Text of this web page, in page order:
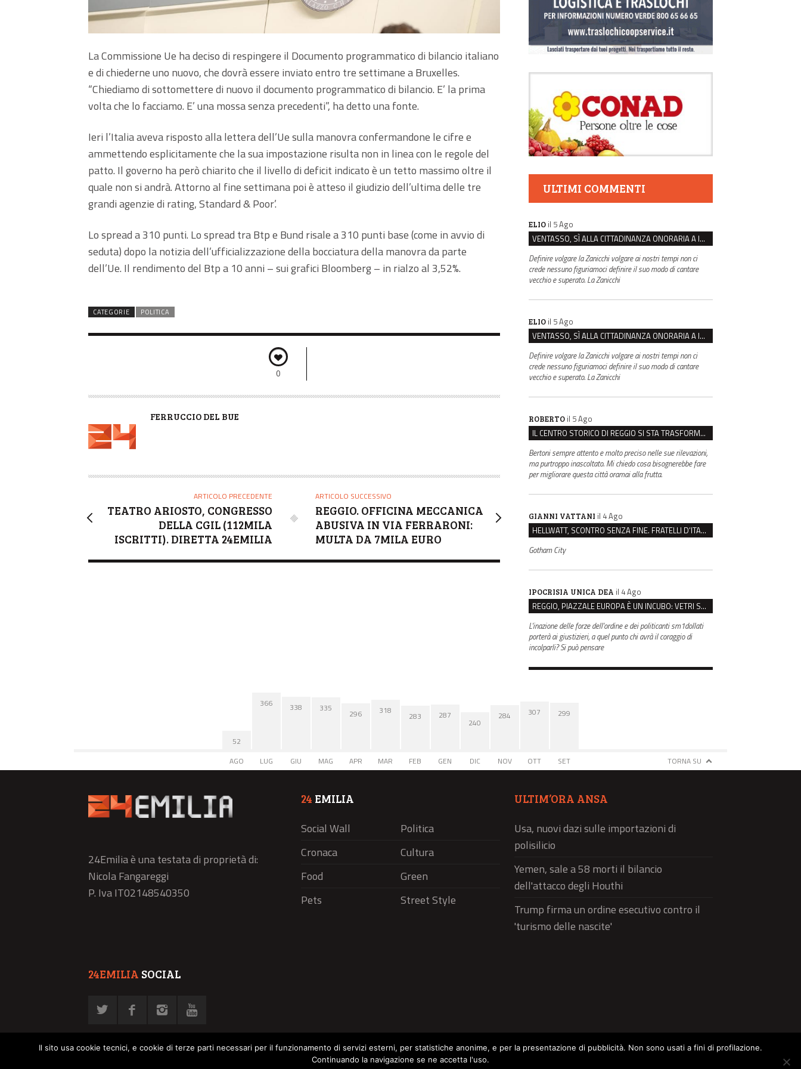
La Commissione Ue ha deciso di respingere il Documento programmatico di bilancio italiano
e di chiederne uno nuovo, che dovrà essere inviato entro tre settimane a Bruxelles.
“Chiediamo di sottomettere di nuovo il documento programmatico di bilancio. E’ la prima
volta che lo facciamo. E’ una mossa senza precedenti”, ha detto una fonte.
Ieri l’Italia aveva risposto alla lettera dell’Ue sulla manovra confermandone le cifre e
ammettendo esplicitamente che la sua impostazione risulta non in linea con le regole del
patto. Il governo ha però chiarito che il livello di deficit indicato è un tetto massimo oltre il
quale non si andrà. Attorno al fine settimana poi è atteso il giudizio dell’ultima delle tre
grandi agenzie di rating, Standard & Poor’.
Lo spread a 310 punti. Lo spread tra Btp e Bund risale a 310 punti base (come in avvio di
seduta) dopo la notizia dell’ufficializzazione della bocciatura della manovra da parte
dell’Ue. Il rendimento del Btp a 10 anni – sui grafici Bloomberg – in rialzo al 3,52%.
CATEGORIE POLITICA
0
A
R
FERRUCCIO DEL BUE
ARTICOLO PRECEDENTE
TEATRO ARIOSTO, CONGRESSO
DELLA CGIL (112MILA
ISCRITTI). DIRETTA 24EMILIA
ARTICOLO SUCCESSIVO
REGGIO. OFFICINA MECCANICA
ABUSIVA IN VIA FERRARONI:
MULTA DA 7MILA EURO
ULTIMI COMMENTI
ELIO il 5 Ago
VENTASSO, SÌ ALLA CITTADINANZA ONORARIA A IVA ZANICCHI. MA BARGIACCHI: “È DI PESSIMO GUSTO”
Definire volgare la Zanicchi volgare ai nostri tempi non ci
crede nessuno figuriamoci definire il suo modo di cantare
vecchio e superato. La Zanicchi
ELIO il 5 Ago
VENTASSO, SÌ ALLA CITTADINANZA ONORARIA A IVA ZANICCHI. MA BARGIACCHI: “È DI PESSIMO GUSTO”
Definire volgare la Zanicchi volgare ai nostri tempi non ci
crede nessuno figuriamoci definire il suo modo di cantare
vecchio e superato. La Zanicchi
ROBERTO il 5 Ago
IL CENTRO STORICO DI REGGIO SI STA TRASFORMANDO, E NON IN MEGLIO
Bertoni sempre attento e molto preciso nelle sue rilevazioni,
ma purtroppo inascoltato. Mi chiedo cosa bisognerebbe fare
per migliorare questa città oramai alla frutta.
GIANNI VATTANI il 4 Ago
HELLWATT, SCONTRO SENZA FINE. FRATELLI D’ITALIA: “MILANI PORTA DOCUMENTI, DE FRANCO INSULTI”
Gotham City
IPOCRISIA UNICA DEA il 4 Ago
REGGIO, PIAZZALE EUROPA È UN INCUBO: VETRI SPACCATI E FURTI SULLE AUTO IN SOSTA
L'inazione delle forze dell'ordine e dei politicanti sm1dollati
porterà ai giustizieri, a quel punto chi avrà il coraggio di
incolparli? Si può pensare
52
AGO
366
LUG
338
GIU
335
MAG
296
APR
318
MAR
283
FEB
287
GEN
240
DIC
284
NOV
307
OTT
299
SET TORNA SU
24Emilia è una testata di proprietà di:
Nicola Fangareggi
P. Iva IT02148540350
24 EMILIA
Social Wall
Politica
Cronaca
Cultura
Food
Green
Pets
Street Style
ULTIM’ORA ANSA
Usa, nuovi dazi sulle importazioni di
polisilicio
Yemen, sale a 58 morti il bilancio
dell'attacco degli Houthi
Trump firma un ordine esecutivo contro il
'turismo delle nascite'
24EMILIA SOCIAL
Il sito usa cookie tecnici, e cookie di terze parti necessari per il funzionamento di servizi esterni, per statistiche anonime, e per la presentazione di pubblicità. Non sono usati a fini di profilazione.
Continuando la navigazione se ne accetta l'uso.